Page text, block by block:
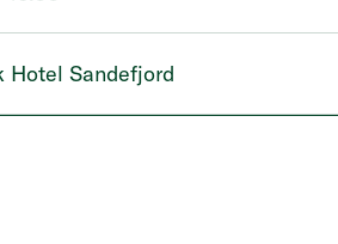
Hotel Sandefjord